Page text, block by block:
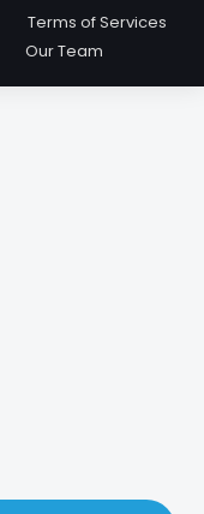
Terms of Services
Our Team